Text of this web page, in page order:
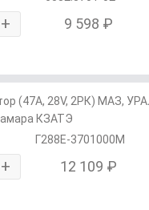
+ 9 598 ₽
(47А, 28V, 2РК) МАЗ,
КЗАТЭ
Г288Е-3701000М
+ 12 109 ₽